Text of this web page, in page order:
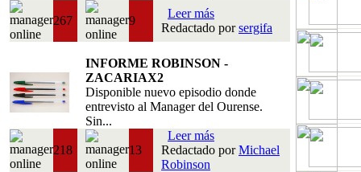
267 9
Leer más
Redactado porsergifa
INFORME ROBINSON -
ZACARIAX2
Disponible nuevo episodio donde
entrevisto al Manager del Ourense.
Sin...
218 13
Leer más
Redactado porMichael
Robinson